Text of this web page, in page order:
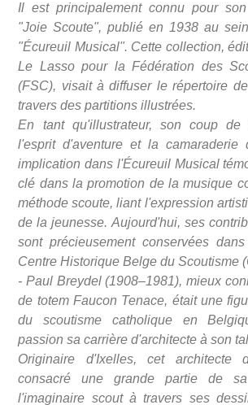
Il est principalement connu pour
"Joie Scoute", publié en 1938 au
"Écureuil Musical". Cette collection,
Le Lasso pour la Fédération des
(FSC), visait à diffuser le répertoire
travers des partitions illustrées.
En tant qu'illustrateur, son coup de
l'esprit d'aventure et la camaraderie
implication dans l'Écureuil Musical
clé dans la promotion de la musique
méthode scoute, liant l'expression
de la jeunesse. Aujourd'hui, ses
sont précieusement conservées
Centre Historique Belge du Scoutisme
- Paul Breydel (1908–1981), mieux
de totem Faucon Tenace, était une
du scoutisme catholique en
passion sa carrière d'architecte à son
Originaire d'Ixelles, cet architecte
consacré une grande partie de
l'imaginaire scout à travers ses